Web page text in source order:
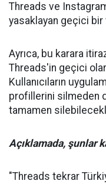
Threads ve Instagram
yasaklayan geçici bir
Ayrıca, bu karara
Threads'in geçici
Kullanıcıların
profillerini silmeden
tamamen
Açıklamada, şunlar
"Threads tekrar